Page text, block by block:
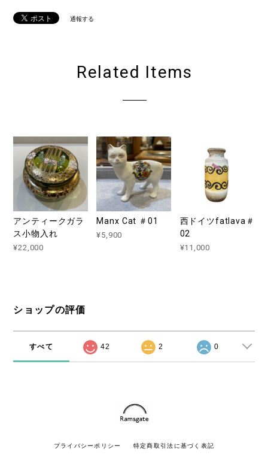
通報する
Related Items
アンティークガラ
ス小物入れ
¥22,000
Manx Cat ＃01
¥5,900
西ドイツfatlava＃
02
¥11,000
ショップの評価
すべて 42 2 0
プライバシーポリシー 特定商取引法に基づく表記